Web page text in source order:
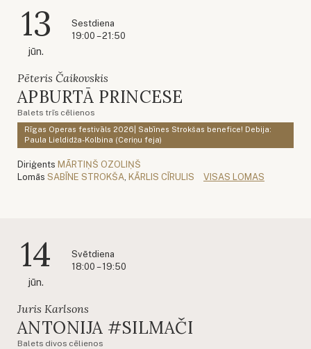
13
jūn.
Sestdiena
19:00 – 21:50
Pēteris Čaikovskis
APBURTĀ PRINCESE
Balets trīs cēlienos
Rīgas Operas festivāls 2026| Sabīnes Strokšas benefice! Debija:
Paula Lieldidža-Kolbina (Ceriņu feja)
Diriģents MĀRTIŅŠ OZOLIŅŠ
Lomās SABĪNE STROKŠA KĀRLIS CĪRULIS VISAS LOMAS
14
jūn.
Svētdiena
18:00 – 19:50
Juris Karlsons
ANTONIJA #SILMAČI
Balets divos cēlienos